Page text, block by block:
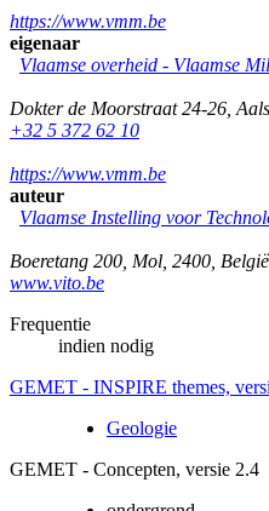
https://www.vmm.be
eigenaar
Vlaamse overheid - Vlaamse
Dokter de Moorstraat 24-26
+32 5 372 62 10
https://www.vmm.be
auteur
Vlaamse Instelling voor
Boeretang 200 Mol 2400 België
www.vito.be
Frequentie
indien nodig
GEMET - INSPIRE themes,
Geologie
GEMET - Concepten, versie 2.4